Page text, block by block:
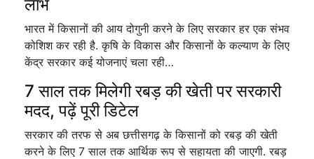
लाभ
भारत में किसानों की आय दोगुनी करने के लिए सरकार हर एक संभव
कोशिश कर रही है. कृषि के विकास और किसानों के कल्याण के लिए
केंद्र सरकार कई योजनाएं चला रही…
7 साल तक मिलेगी रबड़ की खेती पर सरकारी
मदद, पढ़ें पूरी डिटेल
सरकार की तरफ से अब छत्तीसगढ़ के किसानों को रबड़ की खेती
करने के लिए 7 साल तक आर्थिक रूप से सहायता की जाएगी. रबड़